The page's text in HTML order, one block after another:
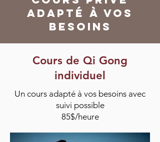
adapté à vos
besoins
Cours de Qi Gong
individuel
Un cours adapté à vos besoins avec
suivi possible
85$/heure